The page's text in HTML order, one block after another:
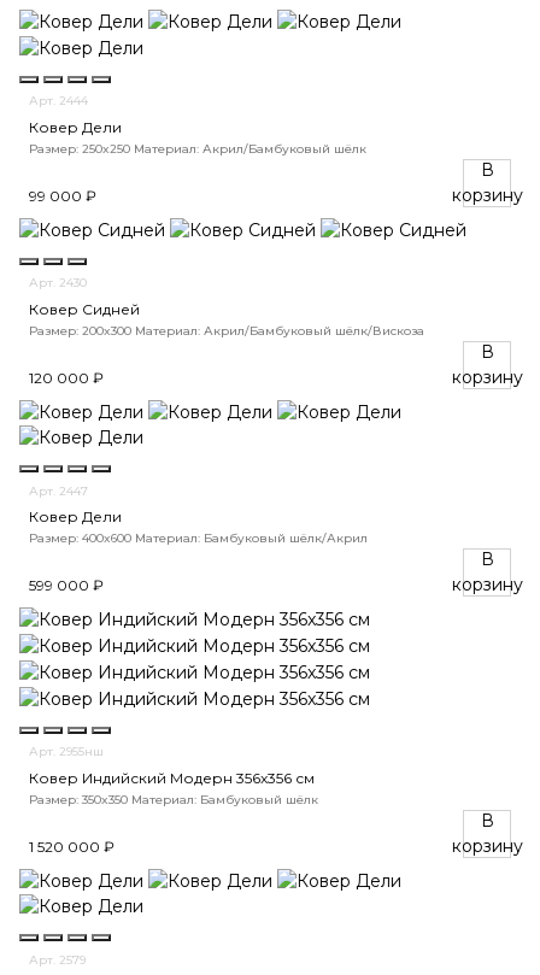
Арт. 2444
Ковер Дели
Размер: 250x250 Материал: Акрил/Бамбуковый шёлк
99 000 ₽
В
корзину
Арт. 2430
Ковер Сидней
Размер: 200x300 Материал: Акрил/Бамбуковый шёлк/Вискоза
120 000 ₽
В
корзину
Арт. 2447
Ковер Дели
Размер: 400x600 Материал: Бамбуковый шёлк/Акрил
599 000 ₽
В
корзину
Арт. 2955нш
Ковер Индийский Модерн 356x356 см
Размер: 350x350 Материал: Бамбуковый шёлк
1 520 000 ₽
В
корзину
Арт. 2579